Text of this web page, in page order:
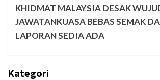
KHIDMAT MALAYSIA DESAK
JAWATANKUASA BEBAS SEMAK
LAPORAN SEDIA ADA
Kategori